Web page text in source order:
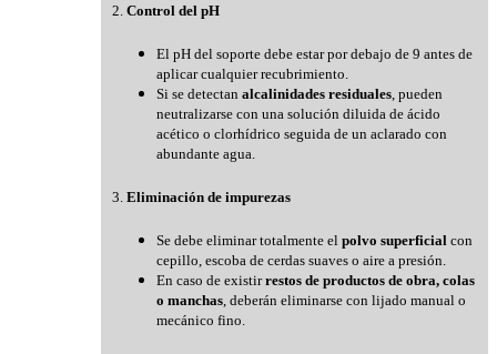
2. Control del pH
El pH del soporte debe estar por debajo de 9 antes de
aplicar cualquier recubrimiento.
Si se detectan alcalinidades residuales , pueden
neutralizarse con una solución diluida de ácido
acético o clorhídrico seguida de un aclarado con
abundante agua.
3. Eliminación de impurezas
Se debe eliminar totalmente el polvo superficial con
cepillo, escoba de cerdas suaves o aire a presión.
En caso de existirrestos de productos de obra, colas
o manchas, deberán eliminarse con lijado manual o
mecánico fino.